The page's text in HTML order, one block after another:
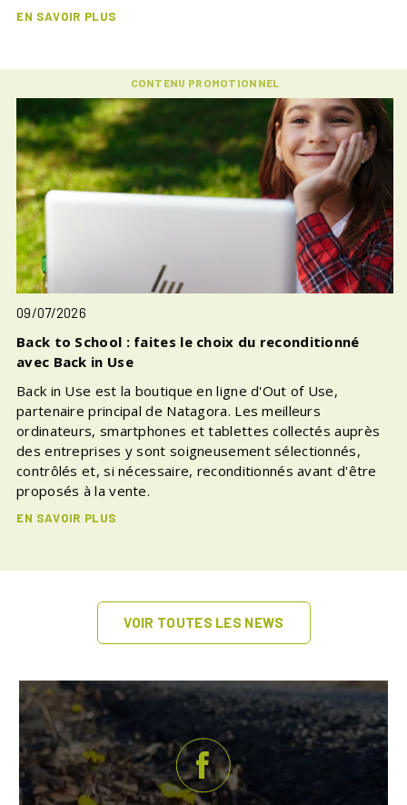
EN SAVOIR PLUS
CONTENU PROMOTIONNEL
09/07/2026
Back to School : faites le choix du reconditionné
avec Back in Use
Back in Use est la boutique en ligne d'Out of Use,
partenaire principal de Natagora. Les meilleurs
ordinateurs, smartphones et tablettes collectés auprès
des entreprises y sont soigneusement sélectionnés,
contrôlés et, si nécessaire, reconditionnés avant d'être
proposés à la vente.
EN SAVOIR PLUS
VOIR TOUTES LES NEWS